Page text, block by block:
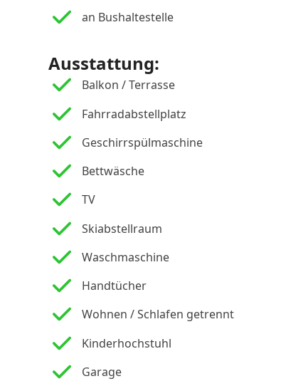
an Bushaltestelle
Ausstattung:
Balkon / Terrasse
Fahrradabstellplatz
Geschirrspülmaschine
Bettwäsche
TV
Skiabstellraum
Waschmaschine
Handtücher
Wohnen / Schlafen getrennt
Kinderhochstuhl
Garage